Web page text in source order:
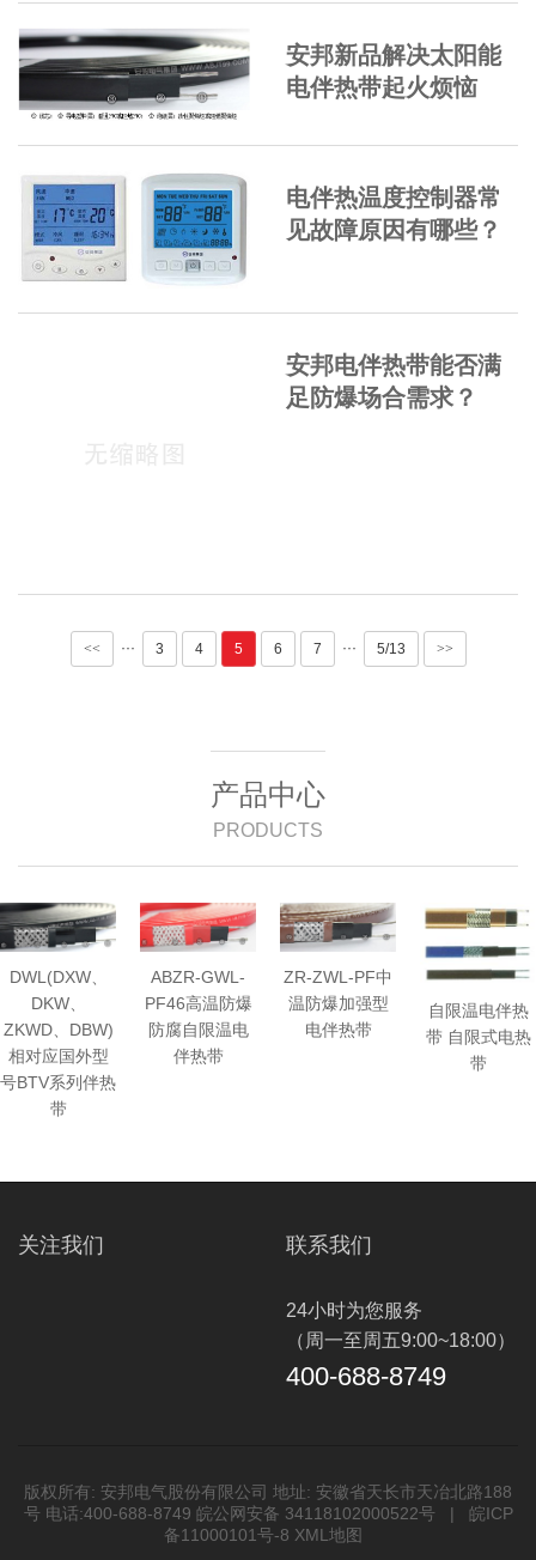
安邦新品解决太阳能
电伴热带起火烦恼
电伴热温度控制器常
见故障原因有哪些？
安邦电伴热带能否满
足防爆场合需求？
<< ··· 3 4 5 6 7 ··· 5/13 >>
产品中心
PRODUCTS
DWL(DXW、
DKW、
ZKWD、DBW)
相对应国外型
号BTV系列伴热
带
ABZR-GWL-
PF46高温防爆
防腐自限温电
伴热带
ZR-ZWL-PF中
温防爆加强型
电伴热带
自限温电伴热
带 自限式电热
带
关注我们 联系我们
24小时为您服务
（周一至周五9:00~18:00）
400-688-8749
版权所有: 安邦电气股份有限公司 地址: 安徽省天长市天冶北路188
号 电话:400-688-8749 皖公网安备 34118102000522号 | 皖ICP
备11000101号-8 XML地图